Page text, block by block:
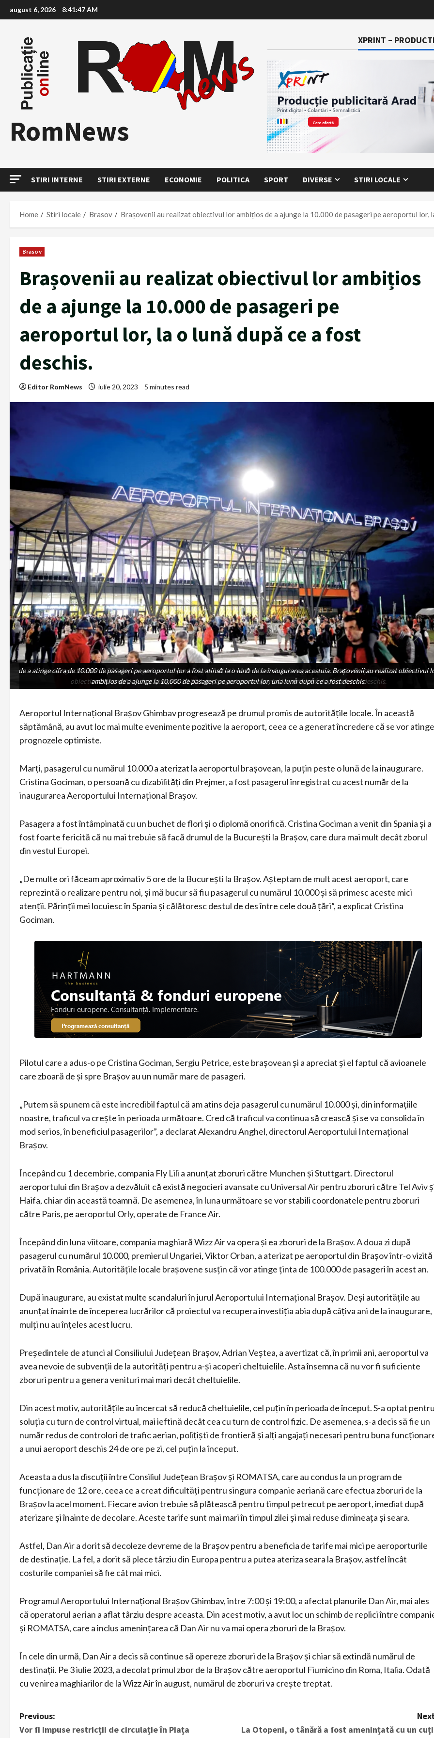
to
august 6, 2026 8:41:48 AM
RomNews
XPRINT –
STIRI INTERNE STIRI EXTERNE ECONOMIE POLITICA SPORT DIVERSE STIRI LOCALE
Home Stiri locale Brasov Brașovenii au realizat obiectivul lor ambițios de a ajunge la 10.000 de pasageri pe aeroportul lor,
Brasov
Brașovenii au realizat obiectivul lor ambițios
de a ajunge la 10.000 de pasageri pe
aeroportul lor, la o lună după ce a fost
deschis.
Editor RomNews iulie 20, 2023 5 minutes read
de a atinge cifra de 10.000 de pasageri pe aeroportul lor a fost atinsă la o lună de la inaugurarea acestuia. Brașovenii au realizat
obiectivul lor ambițios de a ajunge la 10.000 de pasageri pe aeroportul lor, una lună după ce a fost deschis.
de a atinge cifra de 10.000 de pasageri pe aeroportul lor a fost atinsă la o lună de la inaugurarea acestuia. Brașovenii au realizat obiectivul
ambițios de a ajunge la 10.000 de pasageri pe aeroportul lor, una lună după ce a fost deschis.
Aeroportul Internațional Brașov Ghimbav progresează pe drumul promis de autoritățile locale. În această
săptămână, au avut loc mai multe evenimente pozitive la aeroport, ceea ce a generat încredere că se vor atinge
prognozele optimiste.
Marți, pasagerul cu numărul 10.000 a aterizat la aeroportul brașovean, la puțin peste o lună de la inaugurare.
Cristina Gociman, o persoană cu dizabilități din Prejmer, a fost pasagerul înregistrat cu acest număr de la
inaugurarea Aeroportului Internațional Brașov.
Pasagera a fost întâmpinată cu un buchet de flori și o diplomă onorifică. Cristina Gociman a venit din Spania și a
fost foarte fericită că nu mai trebuie să facă drumul de la București la Brașov, care dura mai mult decât zborul
din vestul Europei.
„De multe ori făceam aproximativ 5 ore de la București la Brașov. Așteptam de mult acest aeroport, care
reprezintă o realizare pentru noi, și mă bucur să fiu pasagerul cu numărul 10.000 și să primesc aceste mici
atenții. Părinții mei locuiesc în Spania și călătoresc destul de des între cele două țări”, a explicat Cristina
Gociman.
Pilotul care a adus-o pe Cristina Gociman, Sergiu Petrice, este brașovean și a apreciat și el faptul că avioanele
care zboară de și spre Brașov au un număr mare de pasageri.
„Putem să spunem că este incredibil faptul că am atins deja pasagerul cu numărul 10.000 și, din informațiile
noastre, traficul va crește în perioada următoare. Cred că traficul va continua să crească și se va consolida în
mod serios, în beneficiul pasagerilor”, a declarat Alexandru Anghel, directorul Aeroportului Internațional
Brașov.
Începând cu 1 decembrie, compania Fly Lili a anunțat zboruri către Munchen și Stuttgart. Directorul
aeroportului din Brașov a dezvăluit că există negocieri avansate cu Universal Air pentru zboruri către Tel Aviv
Haifa, chiar din această toamnă. De asemenea, în luna următoare se vor stabili coordonatele pentru zboruri
către Paris, pe aeroportul Orly, operate de France Air.
Începând din luna viitoare, compania maghiară Wizz Air va opera și ea zboruri de la Brașov. A doua zi după
pasagerul cu numărul 10.000, premierul Ungariei, Viktor Orban, a aterizat pe aeroportul din Brașov într-o vizită
privată în România. Autoritățile locale brașovene susțin că vor atinge ținta de 100.000 de pasageri în acest an.
După inaugurare, au existat multe scandaluri în jurul Aeroportului Internațional Brașov. Deși autoritățile au
anunțat înainte de începerea lucrărilor că proiectul va recupera investiția abia după câțiva ani de la inaugurare,
mulți nu au înțeles acest lucru.
Președintele de atunci al Consiliului Județean Brașov, Adrian Veștea, a avertizat că, în primii ani, aeroportul va
avea nevoie de subvenții de la autorități pentru a-și acoperi cheltuielile. Asta însemna că nu vor fi suficiente
zboruri pentru a genera venituri mai mari decât cheltuielile.
Din acest motiv, autoritățile au încercat să reducă cheltuielile, cel puțin în perioada de început. S-a optat
soluția cu turn de control virtual, mai ieftină decât cea cu turn de control fizic. De asemenea, s-a decis să fie un
număr redus de controlori de trafic aerian, polițiști de frontieră și alți angajați necesari pentru buna
a unui aeroport deschis 24 de ore pe zi, cel puțin la început.
Aceasta a dus la discuții între Consiliul Județean Brașov și ROMATSA, care au condus la un program de
funcționare de 12 ore, ceea ce a creat dificultăți pentru singura companie aeriană care efectua zboruri de la
Brașov la acel moment. Fiecare avion trebuie să plătească pentru timpul petrecut pe aeroport, imediat după
aterizare și înainte de decolare. Aceste tarife sunt mai mari în timpul zilei și mai reduse dimineața și seara.
Astfel, Dan Air a dorit să decoleze devreme de la Brașov pentru a beneficia de tarife mai mici pe aeroporturile
de destinație. La fel, a dorit să plece târziu din Europa pentru a putea ateriza seara la Brașov, astfel încât
costurile companiei să fie cât mai mici.
Programul Aeroportului Internațional Brașov Ghimbav, între 7:00 și 19:00, a afectat planurile Dan Air, mai ales
că operatorul aerian a aflat târziu despre aceasta. Din acest motiv, a avut loc un schimb de replici între
și ROMATSA, care a inclus amenințarea că Dan Air nu va mai opera zboruri de la Brașov.
În cele din urmă, Dan Air a decis să continue să opereze zboruri de la Brașov și chiar să extindă numărul de
destinații. Pe 3 iulie 2023, a decolat primul zbor de la Brașov către aeroportul Fiumicino din Roma, Italia. Odată
cu venirea maghiarilor de la Wizz Air în august, numărul de zboruri va crește treptat.
P
Previous:
Vor fi impuse restricții de circulație în Piața
La Otopeni, o tânără a fost amenințată cu un